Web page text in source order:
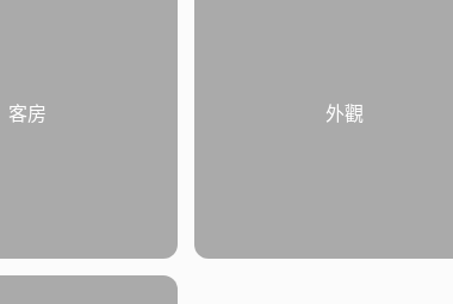
客房 外觀